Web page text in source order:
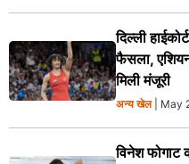
दिल्ली
फैसला,
मिली मंजूरी
अन्य खेल| May
विनेश फोगाट